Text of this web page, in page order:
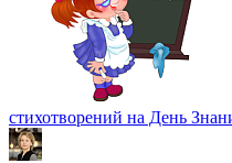
стихотворений на День